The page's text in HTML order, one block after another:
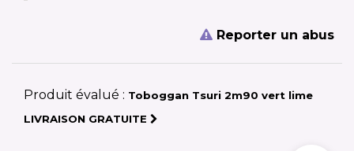
Reporter un abus
Produit évalué : Toboggan Tsuri 2m90 vert lime
LIVRAISON GRATUITE